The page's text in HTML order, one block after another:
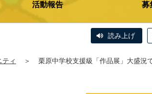
活動報告 募
読み上げ
ティ ＞ 栗原中学校支援級「作品展」大盛況